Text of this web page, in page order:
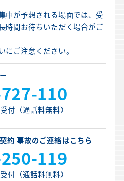
中が予想される場面では、受
時間お待ちいただく場合がご
ご注意ください。
110
付（通話料無料）
約 事故のご連絡はこちら
119
付（通話料無料）